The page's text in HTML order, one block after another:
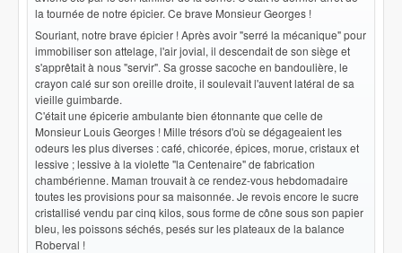
la tournée de notre épicier. Ce brave Monsieur Georges !
Souriant, notre brave épicier ! Après avoir "serré la mécanique" pour
immobiliser son attelage, l'air jovial, il descendait de son siège et
s'apprêtait à nous "servir". Sa grosse sacoche en bandoulière, le
crayon calé sur son oreille droite, il soulevait l'auvent latéral de sa
vieille guimbarde.
C'était une épicerie ambulante bien étonnante que celle de
Monsieur Louis Georges ! Mille trésors d'où se dégageaient les
odeurs les plus diverses : café, chicorée, épices, morue, cristaux et
lessive ; lessive à la violette "la Centenaire" de fabrication
chambérienne. Maman trouvait à ce rendez-vous hebdomadaire
toutes les provisions pour sa maisonnée. Je revois encore le sucre
cristallisé vendu par cinq kilos, sous forme de cône sous son papier
bleu, les poissons séchés, pesés sur les plateaux de la balance
Roberval !